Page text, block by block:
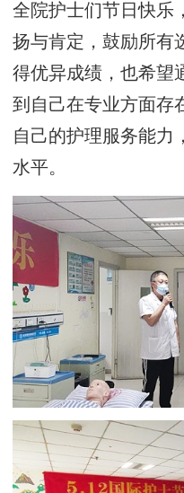
全院护士们节日快乐
扬与肯定，鼓励所有
得优异成绩，也希望
到自己在专业方面存
自己的护理服务能力
水平。